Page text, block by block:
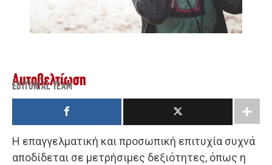
Αυτοβελτίωση
EDITORIAL TEAM
Η επαγγελματική και προσωπική επιτυχία συχνά
αποδίδεται σε μετρήσιμες δεξιότητες, όπως η